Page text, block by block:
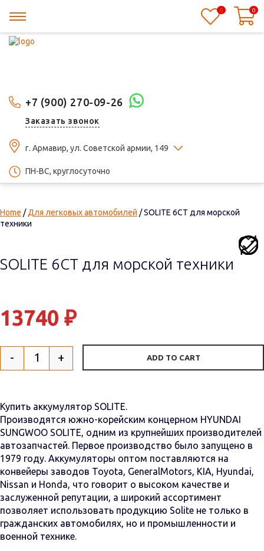
+7 (900) 270-09-26
Заказать звонок
г. Армавир, ул. Советской армии, 149
ПН-ВС, круглосуточно
0 0
Home /Для легковых автомобилей / SOLITE 6СТ для морской
техники
SOLITE 6СТ для морской техники
13740 ₽
Quantity
- + ADD TO CART
Купить аккумулятор SOLITE.
Производятся южно-корейским концерном HYUNDAI
SUNGWOO SOLITE, одним из крупнейших производителей
автозапчастей. Первое производство было запущено в
1979 году. Аккумуляторы оптом поставляются на
конвейеры заводов Toyota, GeneralMotors, KIA, Hyundai,
Nissan и Honda, что говорит о высоком качестве и
заслуженной репутации, а широкий ассортимент
позволяет использовать продукцию Solite не только в
гражданских автомобилях, но и промышленности и
военной технике.